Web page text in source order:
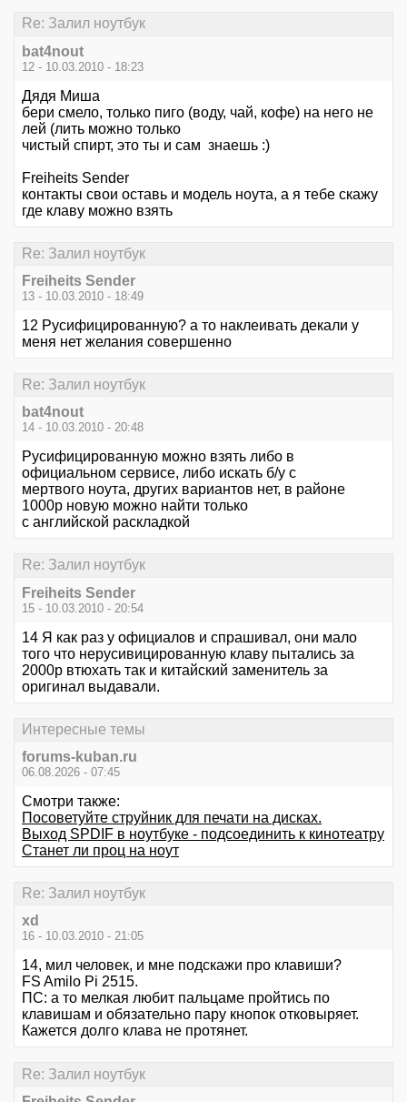
Re: Залил ноутбук
bat4nout
12 - 10.03.2010 - 18:23
Дядя Миша
бери смело, только пиго (воду, чай, кофе) на него не
лей (лить можно только
чистый спирт, это ты и сам знаешь :)
Freiheits Sender
контакты свои оставь и модель ноута, а я тебе скажу
где клаву можно взять
Re: Залил ноутбук
Freiheits Sender
13 - 10.03.2010 - 18:49
12 Русифицированную? а то наклеивать декали у
меня нет желания совершенно
Re: Залил ноутбук
bat4nout
14 - 10.03.2010 - 20:48
Русифицированную можно взять либо в
официальном сервисе, либо искать б/у с
мертвого ноута, других вариантов нет, в районе
1000р новую можно найти только
с английской раскладкой
Re: Залил ноутбук
Freiheits Sender
15 - 10.03.2010 - 20:54
14 Я как раз у официалов и спрашивал, они мало
того что нерусивицированную клаву пытались за
2000р втюхать так и китайский заменитель за
оригинал выдавали.
Интересные темы
forums-kuban.ru
06.08.2026 - 07:45
Смотри также:
Посоветуйте струйник для печати на дисках.
Выход SPDIF в ноутбуке - подсоединить к кинотеатру
Станет ли проц на ноут
Re: Залил ноутбук
xd
16 - 10.03.2010 - 21:05
14, мил человек, и мне подскажи про клавиши?
FS Amilo Pi 2515.
ПС: а то мелкая любит пальцаме пройтись по
клавишам и обязательно пару кнопок отковыряет.
Кажется долго клава не протянет.
Re: Залил ноутбук